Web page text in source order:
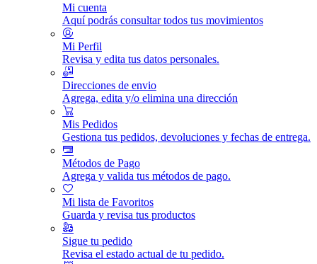
Mi cuenta
Aquí podrás consultar todos tus movimientos
Mi Perfil
Revisa y edita tus datos personales.
Direcciones de envio
Agrega, edita y/o elimina una dirección
Mis Pedidos
Gestiona tus pedidos, devoluciones y fechas de entrega.
Métodos de Pago
Agrega y valida tus métodos de pago.
Mi lista de Favoritos
Guarda y revisa tus productos
Sigue tu pedido
Revisa el estado actual de tu pedido.